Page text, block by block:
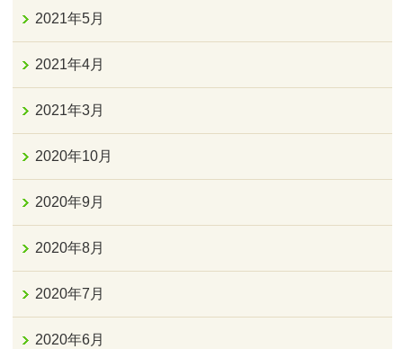
2021年5月
2021年4月
2021年3月
2020年10月
2020年9月
2020年8月
2020年7月
2020年6月